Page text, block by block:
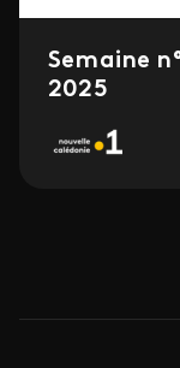
Semaine
2025